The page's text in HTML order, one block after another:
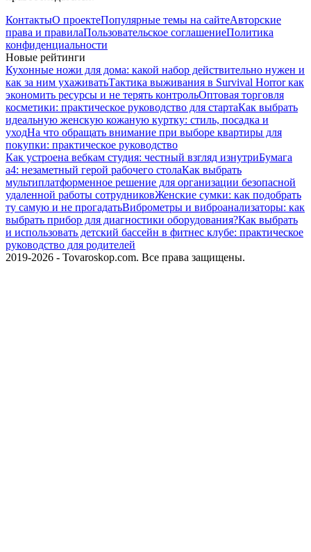
КонтактыО проектеПопулярные темы на сайтеАвторские
права и правилаПользовательское соглашениеПолитика
конфиденциальности
Новые рейтинги
Кухонные ножи для дома: какой набор действительно нужен и
как за ним ухаживатьТактика выживания в Survival Horror как
экономить ресурсы и не терять контрольОптовая торговля
косметики: практическое руководство для стартаКак выбрать
идеальную женскую кожаную куртку: стиль, посадка и
уходНа что обращать внимание при выборе квартиры для
покупки: практическое руководство
Как устроена вебкам студия: честный взгляд изнутриБумага
а4: незаметный герой рабочего столаКак выбрать
мультиплатформенное решение для организации безопасной
удаленной работы сотрудниковЖенские сумки: как подобрать
ту самую и не прогадатьВиброметры и виброанализаторы: как
выбрать прибор для диагностики оборудования?Как выбрать
и использовать детский бассейн в фитнес клубе: практическое
руководство для родителей
2019-2026 - Tovaroskop.com. Все права защищены.